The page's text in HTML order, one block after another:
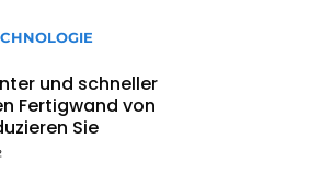
und schneller
Fertigwand von
Sie